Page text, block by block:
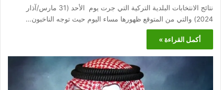
نتائج الانتخابات البلدية التركية التي جرت يوم الأحد (31 مارس/آذار
2024) والتي من المتوقع ظهورها مساء اليوم حيث توجه الناخبون…
أكمل القراءة »